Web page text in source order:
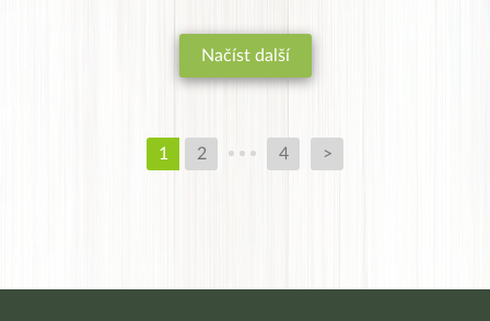
Načíst další
1 2 4 >